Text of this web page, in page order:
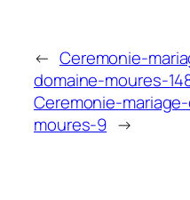
← Ceremonie-
domaine-moures-
Ceremonie-
moures-9 →